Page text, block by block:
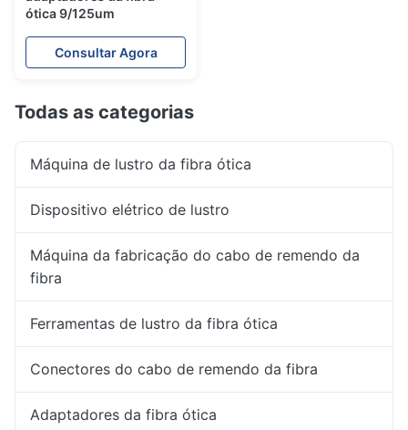
ótica 9/125um
Consultar Agora
Todas as categorias
Máquina de lustro da fibra ótica
Dispositivo elétrico de lustro
Máquina da fabricação do cabo de remendo da
fibra
Ferramentas de lustro da fibra ótica
Conectores do cabo de remendo da fibra
Adaptadores da fibra ótica